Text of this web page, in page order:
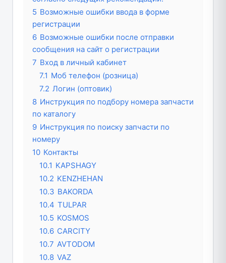
5 Возможные ошибки ввода в форме
регистрации
6 Возможные ошибки после отправки
сообщения на сайт о регистрации
7 Вход в личный кабинет
7.1 Моб телефон (розница)
7.2 Логин (оптовик)
8 Инструкция по подбору номера запчасти
по каталогу
9 Инструкция по поиску запчасти по
номеру
10 Контакты
10.1 KAPSHAGY
10.2 KENZHEHAN
10.3 BAKORDA
10.4 TULPAR
10.5 KOSMOS
10.6 CARCITY
10.7 AVTODOM
10.8 VAZ